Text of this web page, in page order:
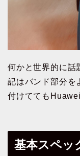
何かと世界的に話
記はバンド部分を
付けてても
基本スペッ